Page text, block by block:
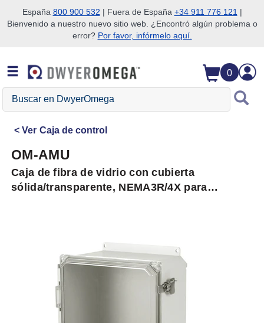
Saltar a la búsqueda
Saltar al contenido principal
Saltar a la navegación
España 800 900 532 | Fuera de España +34 911 776 121 |
Bienvenido a nuestro nuevo sitio web. ¿Encontró algún problema o
error? Por favor, infórmelo aquí.
0
Buscar
DwyerOmega
Ver Caja de control
OM-AMU
Caja de fibra de vidrio con cubierta
sólida/transparente, NEMA3R/4X para